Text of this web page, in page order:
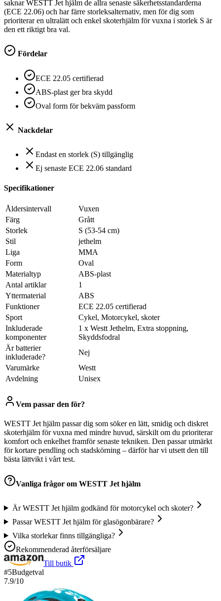
saknar WESTT Jet hjälm de allra senaste säkerhetsstandarderna
(ECE 22.06) och har färre storleksalternativ, men för dig som
prioriterar en ultralätt och enkel skoterhjälm för vuxna i storlek S är
den ett riktigt bra val.
Fördelar
ECE 22.05 certifierad
ABS-plast ger bra skydd
Oval form för bekväm passform
Nackdelar
Endast en storlek (S) tillgänglig
Ej senaste ECE 22.06 standard
Specifikationer
Åldersintervall
‎Vuxen
Färg
‎Grått
Storlek
‎S (53-54 cm)
Stil
‎jethelm
Liga
‎MMA
Form
‎Oval
Materialtyp
‎ABS-plast
Antal artiklar
‎1
Yttermaterial
‎ABS
Funktioner
‎ECE 22.05 certifierad
Sport
‎Cykel, Motorcykel, skoter
Inkluderade
komponenter
‎1 x Westt Jethelm, Extra stoppning,
Skyddsfodral
Är batterier
inkluderade?
‎Nej
Varumärke
‎Westt
Avdelning
‎Unisex
Vem passar den för?
WESTT Jet hjälm passar dig som söker en lätt, smidig och diskret
skoterhjälm för vuxna med mindre huvud, särskilt om du prioriterar
komfort och enkelhet framför senaste tekniken. Den passar utmärkt
för kortare pendling och stadskörning – därför har vi utsett den till
bästa lättvikt i vårt test.
Vanliga frågor om WESTT Jet hjälm
Är WESTT Jet hjälm godkänd för motorcykel och skoter?
Passar WESTT Jet hjälm för glasögonbärare?
Vilka storlekar finns tillgängliga?
Rekommenderad återförsäljare
Till butik
#5Budgetval
7.9/10